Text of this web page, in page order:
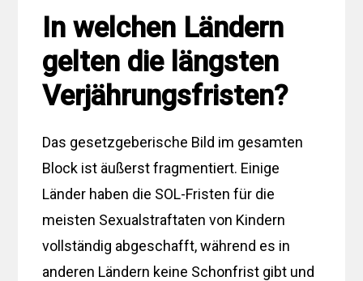
In welchen Ländern
gelten die längsten
Verjährungsfristen?
Das gesetzgeberische Bild im gesamten
Block ist äußerst fragmentiert. Einige
Länder haben die SOL-Fristen für die
meisten Sexualstraftaten von Kindern
vollständig abgeschafft, während es in
anderen Ländern keine Schonfrist gibt und